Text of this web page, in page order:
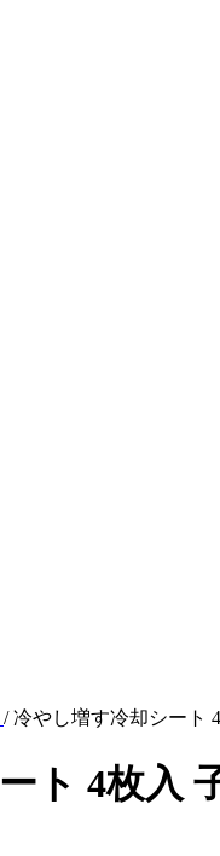
/ 冷やし増す冷却シート
ト 4枚入